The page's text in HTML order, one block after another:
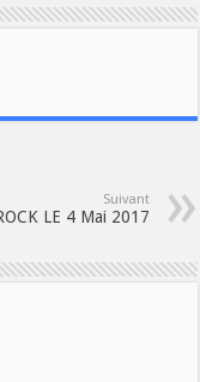
Suivant
LE 4 Mai 2017